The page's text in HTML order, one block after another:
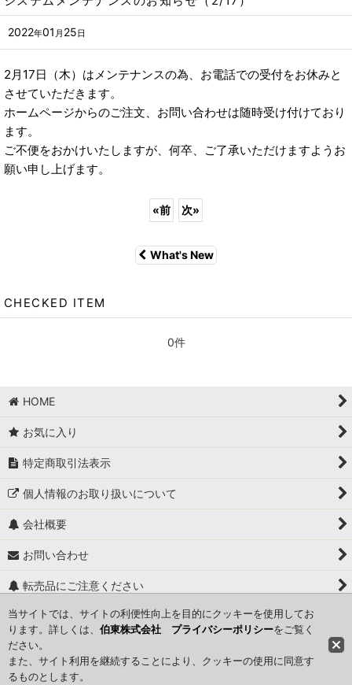
2022年01 月 25 日
2月17日（木）はメンテナンスの為、お電話での受付をお休みと
させていただきます。
ホームページからのご注文、お問い合わせは随時受け付けており
ます。
ご不便をおかけいたしますが、何卒、ご了承いただけますようお
願い申し上げます。
«前 次»
What's New
CHECKED ITEM
0件
HOME
お気に入り
特定商取引法表示
個人情報のお取り扱いについて
会社概要
お問い合わせ
転売品にご注意ください
関連ページ一覧
TAEKO Skincare ： Copyright©2016 Hakuto Co., Ltd. All Rights
当サイトでは、サイトの利便性向上を目的にクッキーを使用してお
ります。詳しくは、 伯東株式会社 プライバシーポリシーをご覧く
ださい。
また、サイト利用を継続することにより、クッキーの使用に同意す
るものとします。